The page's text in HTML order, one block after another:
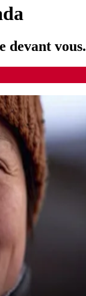
devant vous.